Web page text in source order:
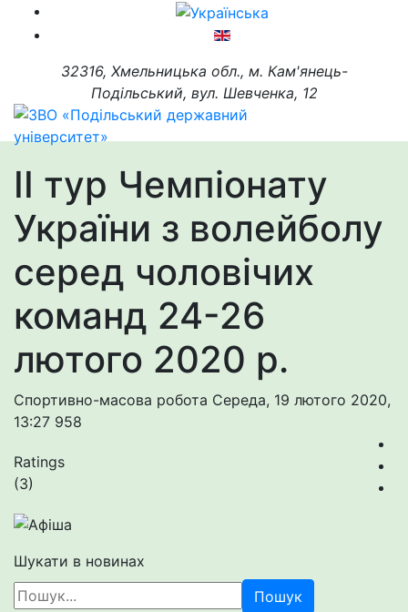
32316, Хмельницька обл., м. Кам'янець-
Подільський, вул. Шевченка, 12
ІІ тур Чемпіонату
України з волейболу
серед чоловічих
команд 24-26
лютого 2020 р.
Спортивно-масова робота Середа, 19 лютого 2020,
13:27 958
Ratings
(3)
Шукати в новинах
Пошук